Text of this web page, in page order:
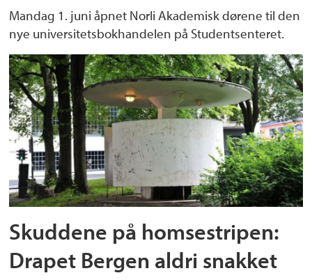
Mandag 1. juni åpnet Norli Akademisk dørene til den
nye universitetsbokhandelen på Studentsenteret.
Skuddene på homsestripen:
Drapet Bergen aldri snakket